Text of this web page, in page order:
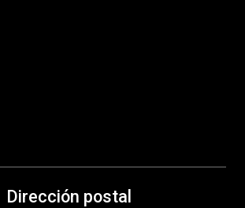
Dirección postal